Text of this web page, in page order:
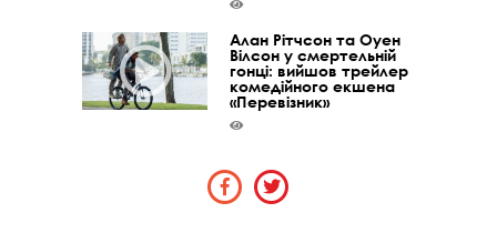
Алан Рітчсон та Оуен
Вілсон у смертельній
гонці: вийшов трейлер
комедійного екшена
«Перевізник»